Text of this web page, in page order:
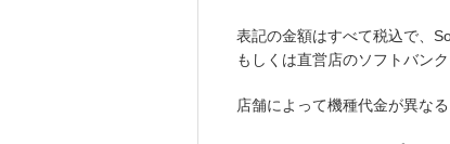
表記の金額はすべて税込で、
もしくは直営店のソフトバン
店舗によって機種代金が異な